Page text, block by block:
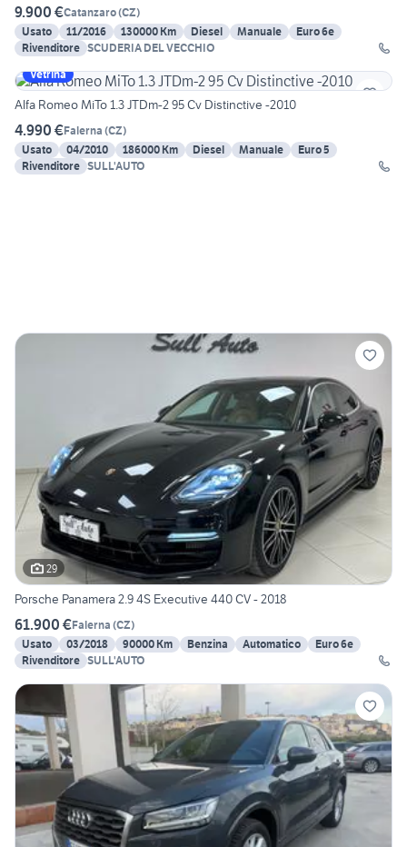
9.900 €Catanzaro(CZ)
Usato
11/2016 130000 Km Diesel Manuale
Euro 6e
Rivenditore SCUDERIA DEL VECCHIO
Vetrina
Alfa Romeo MiTo 1.3 JTDm-2 95 Cv Distinctive -2010
4.990 €Falerna (CZ)
Usato
04/2010 186000 Km Diesel Manuale
Euro 5
Rivenditore SULL'AUTO
29
Porsche Panamera 2.9 4S Executive 440 CV - 2018
61.900 €Falerna (CZ)
Usato
03/2018 90000 Km Benzina Automatico
Euro 6e
Rivenditore SULL'AUTO